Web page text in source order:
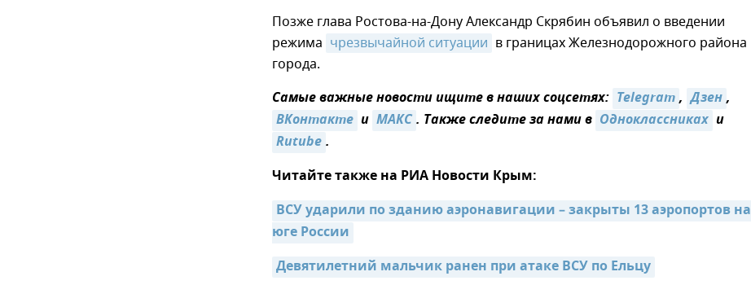
Позже глава Ростова-на-Дону Александр Скрябин объявил о введении
режима чрезвычайной ситуации в границах Железнодорожного района
города.
Самые важные новости ищите в наших соцсетях: Telegram, Дзен,
ВКонтакте и MAКС. Также следите за нами в Одноклассниках и
Rutube.
Читайте также на РИА Новости Крым:
ВСУ ударили по зданию аэронавигации – закрыты 13 аэропортов на
юге России
Девятилетний мальчик ранен при атаке ВСУ по Ельцу